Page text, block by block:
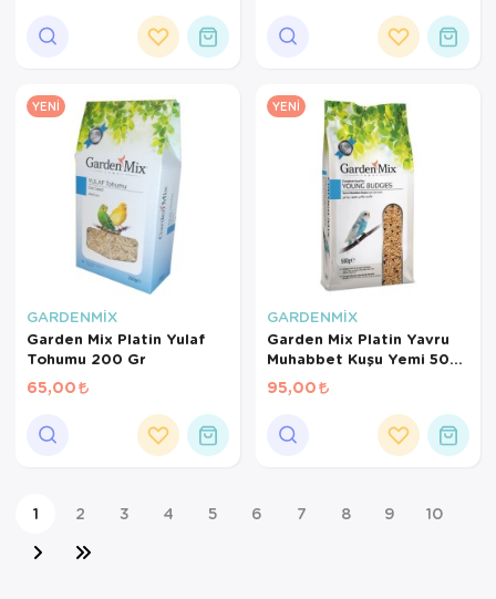
YENI
GARDENMİX
Garden Mix Platin Yulaf
Tohumu 200 Gr
65,00
YENI
GARDENMİX
Garden Mix Platin Yavru
Muhabbet Kuşu Yemi 500
Gr
95,00
1 2 3 4 5 6 7 8 9 10